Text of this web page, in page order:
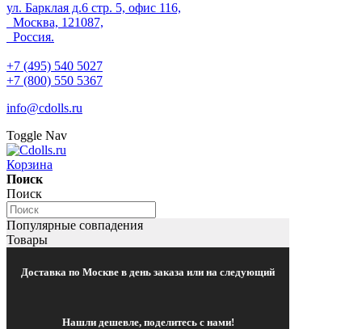
ул. Барклая д.6 стр. 5, офис 116,
Москва, 121087,
Россия.
+7 (495) 540 5027
+7 (800) 550 5367
info@cdolls.ru
Toggle Nav
Корзина
Поиск
Поиск
Популярные совпадения
Товары
Доставка по Москве в день заказа или на следующий
Нашли дешевле, поделитесь с нами!